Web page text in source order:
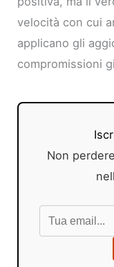
velocità con cui
applicano gli
compromissioni
Non